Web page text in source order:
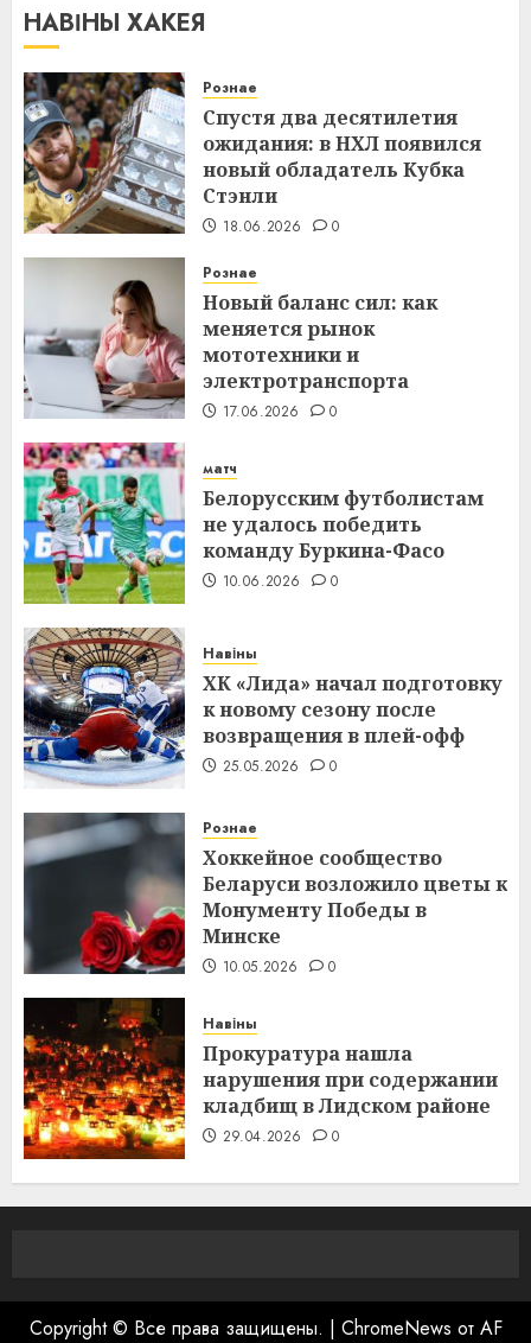
НАВІНЫ ХАКЕЯ
Рознае
Спустя два десятилетия
ожидания: в НХЛ появился
новый обладатель Кубка
Стэнли
18.06.2026 0
Рознае
Новый баланс сил: как
меняется рынок
мототехники и
электротранспорта
17.06.2026 0
матч
Белорусским футболистам
не удалось победить
команду Буркина-Фасо
10.06.2026 0
Навіны
ХК «Лида» начал подготовку
к новому сезону после
возвращения в плей-офф
25.05.2026 0
Рознае
Хоккейное сообщество
Беларуси возложило цветы к
Монументу Победы в
Минске
10.05.2026 0
Навіны
Прокуратура нашла
нарушения при содержании
кладбищ в Лидском районе
29.04.2026 0
Copyright © Все права защищены. | ChromeNews от AF